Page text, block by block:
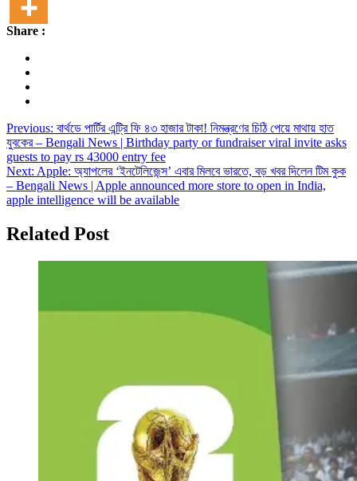
Share :
Post
navigation
Previous: বার্থডে পার্টির এন্ট্রি ফি ৪৩ হাজার টাকা! নিমন্ত্রণের চিঠি পেয়ে মাথায় হাত
যুবকের – Bengali News | Birthday party or fundraiser viral invite asks
guests to pay rs 43000 entry fee
Next: Apple: অ্যাপলের ‘ইনটেলিজেন্স’ এবার মিলবে ভারতে, বড় খবর দিলেন টিম কুক
– Bengali News | Apple announced more store to open in India,
apple intelligence will be available
Related Post